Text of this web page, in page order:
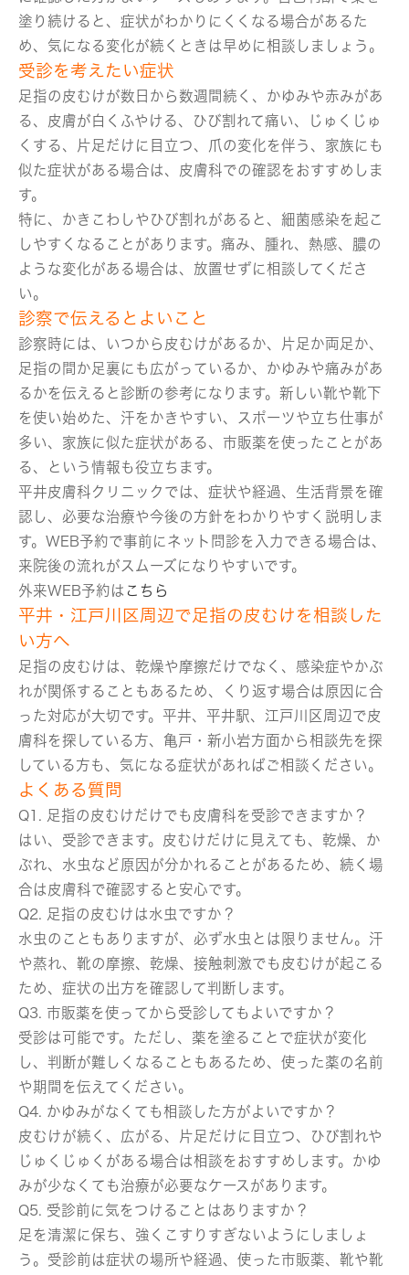
塗り続けると、症状がわかりにくくなる場合があるた
め、気になる変化が続くときは早めに相談しましょう。
受診を考えたい症状
足指の皮むけが数日から数週間続く、かゆみや赤みがあ
る、皮膚が白くふやける、ひび割れて痛い、じゅくじゅ
くする、片足だけに目立つ、爪の変化を伴う、家族にも
似た症状がある場合は、皮膚科での確認をおすすめしま
す。
特に、かきこわしやひび割れがあると、細菌感染を起こ
しやすくなることがあります。痛み、腫れ、熱感、膿の
ような変化がある場合は、放置せずに相談してくださ
い。
診察で伝えるとよいこと
診察時には、いつから皮むけがあるか、片足か両足か、
足指の間か足裏にも広がっているか、かゆみや痛みがあ
るかを伝えると診断の参考になります。新しい靴や靴下
を使い始めた、汗をかきやすい、スポーツや立ち仕事が
多い、家族に似た症状がある、市販薬を使ったことがあ
る、という情報も役立ちます。
平井皮膚科クリニックでは、症状や経過、生活背景を確
認し、必要な治療や今後の方針をわかりやすく説明しま
す。WEB予約で事前にネット問診を入力できる場合は、
来院後の流れがスムーズになりやすいです。
外来WEB予約は こちら
平井・江戸川区周辺で足指の皮むけを相談した
い方へ
足指の皮むけは、乾燥や摩擦だけでなく、感染症やかぶ
れが関係することもあるため、くり返す場合は原因に合
った対応が大切です。平井、平井駅、江戸川区周辺で皮
膚科を探している方、亀戸・新小岩方面から相談先を探
している方も、気になる症状があればご相談ください。
よくある質問
Q1. 足指の皮むけだけでも皮膚科を受診できますか？
はい、受診できます。皮むけだけに見えても、乾燥、か
ぶれ、水虫など原因が分かれることがあるため、続く場
合は皮膚科で確認すると安心です。
Q2. 足指の皮むけは水虫ですか？
水虫のこともありますが、必ず水虫とは限りません。汗
や蒸れ、靴の摩擦、乾燥、接触刺激でも皮むけが起こる
ため、症状の出方を確認して判断します。
Q3. 市販薬を使ってから受診してもよいですか？
受診は可能です。ただし、薬を塗ることで症状が変化
し、判断が難しくなることもあるため、使った薬の名前
や期間を伝えてください。
Q4. かゆみがなくても相談した方がよいですか？
皮むけが続く、広がる、片足だけに目立つ、ひび割れや
じゅくじゅくがある場合は相談をおすすめします。かゆ
みが少なくても治療が必要なケースがあります。
Q5. 受診前に気をつけることはありますか？
足を清潔に保ち、強くこすりすぎないようにしましょ
う。受診前は症状の場所や経過、使った市販薬、靴や靴